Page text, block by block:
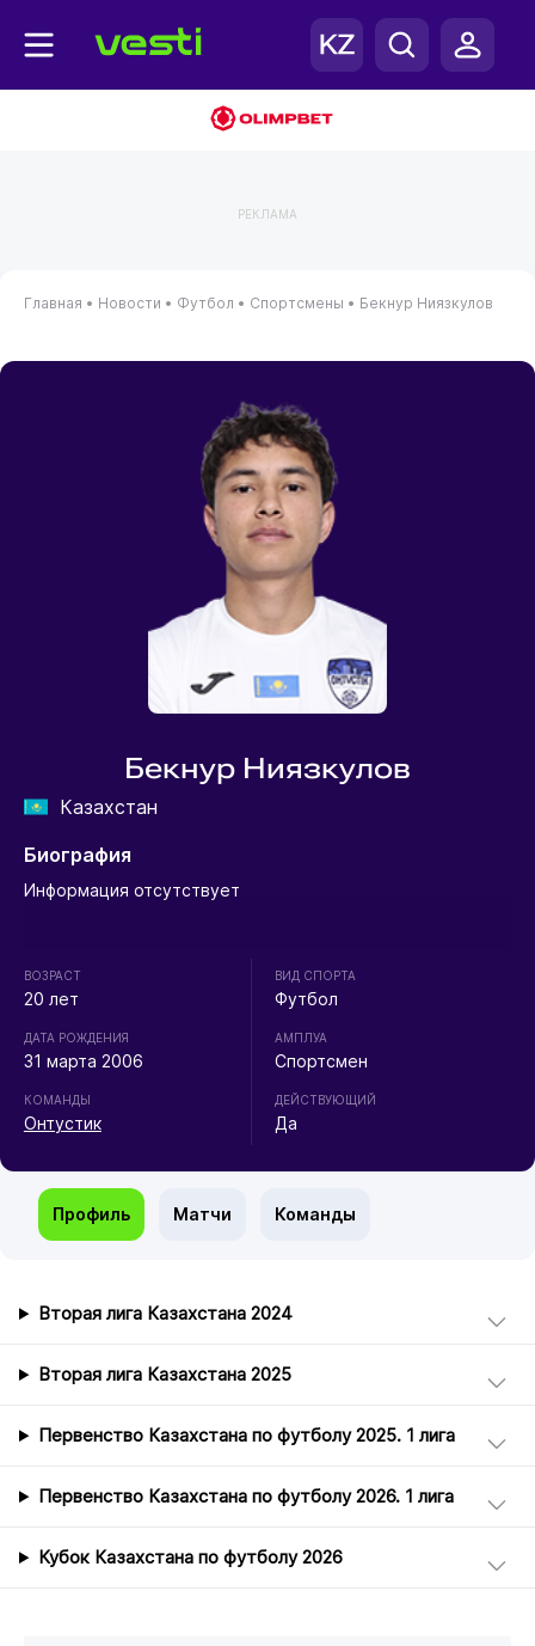
РЕКЛАМА
Главная • Новости • Футбол • Спортсмены • Бекнур Ниязкулов
Бекнур Ниязкулов
Казахстан
Биография
Информация отсутствует
ВОЗРАСТ
20 лет
ДАТА РОЖДЕНИЯ
31 марта 2006
КОМАНДЫ
Онтустик
ВИД СПОРТА
Футбол
АМПЛУА
Спортсмен
ДЕЙСТВУЮЩИЙ
Да
Профиль Матчи Команды
Вторая лига Казахстана 2024
Вторая лига Казахстана 2025
Первенство Казахстана по футболу 2025. 1 лига
Первенство Казахстана по футболу 2026. 1 лига
Кубок Казахстана по футболу 2026